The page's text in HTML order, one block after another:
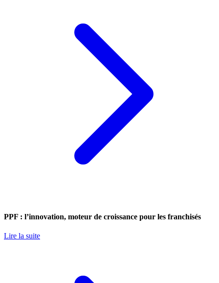
PPF : l’innovation, moteur de croissance pour les franchisés
Lire la suite